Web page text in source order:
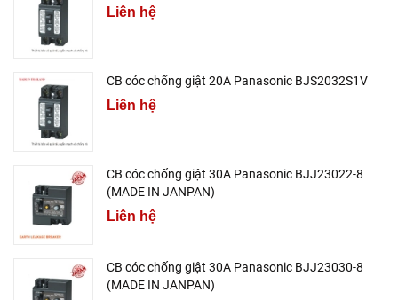
Liên hệ
CB cóc chống giật 20A Panasonic BJS2032S1V
Liên hệ
CB cóc chống giật 30A Panasonic BJJ23022-8
(MADE IN JANPAN)
Liên hệ
CB cóc chống giật 30A Panasonic BJJ23030-8
(MADE IN JANPAN)